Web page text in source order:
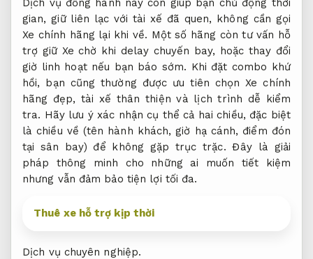
pháp thông minh cho những ai muốn tiết kiệm
nhưng vẫn đảm bảo tiện lợi tối đa.
Thuê xe hỗ trợ kịp thời
Dịch vụ chuyên nghiệp.
Tel: 0908 585 286
Đúng hẹn.
Website:noibaixetaxi247.com
Email:tien52241@gmail.com